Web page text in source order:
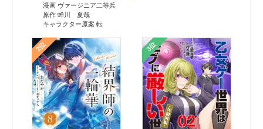
漫画 ヴァージニア二等兵
原作 蝉川 夏哉
キャラクター原案 転
2位 3位